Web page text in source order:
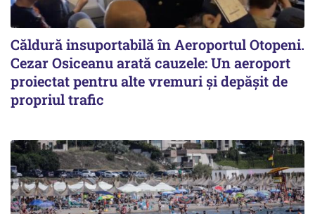
Căldură insuportabilă în Aeroportul Otopeni.
Cezar Osiceanu arată cauzele: Un aeroport
proiectat pentru alte vremuri și depășit de
propriul trafic